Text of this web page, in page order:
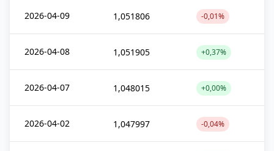
2026-04-09 1,051806 -0,01%
2026-04-08 1,051905 +0,37%
2026-04-07 1,048015 +0,00%
2026-04-02 1,047997 -0,04%